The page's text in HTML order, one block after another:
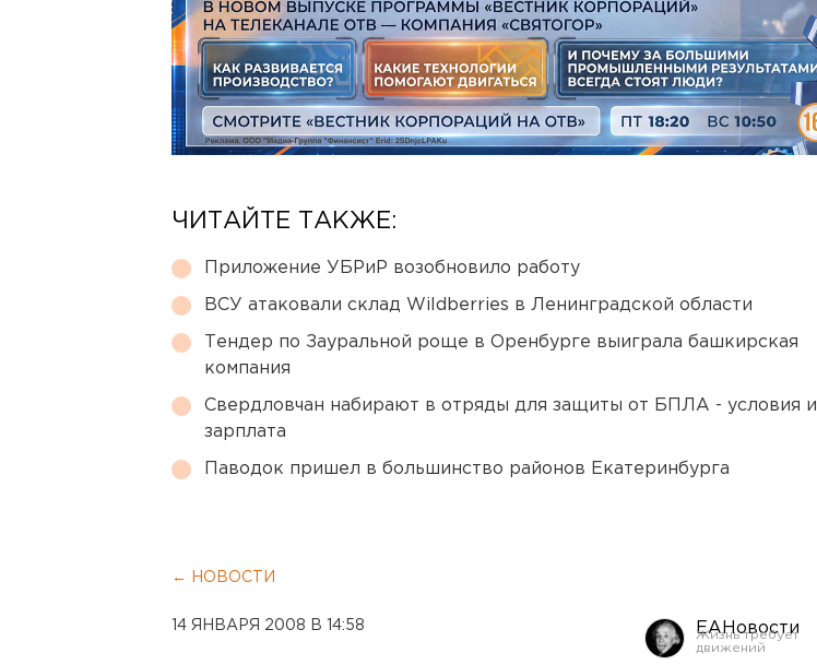
ЧИТАЙТЕ ТАКЖЕ:
Приложение УБРиР возобновило работу
ВСУ атаковали склад Wildberries в Ленинградской области
Тендер по Зауральной роще в Оренбурге выиграла башкирская
компания
Свердловчан набирают в отряды для защиты от БПЛА - условия и
зарплата
Паводок пришел в большинство районов Екатеринбурга
← НОВОСТИ
14 ЯНВАРЯ 2008 В 14:58 ЕАНовости